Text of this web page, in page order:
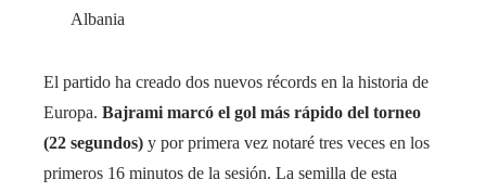
Albania
El partido ha creado dos nuevos récords en la historia de
Europa. Bajrami marcó el gol más rápido del torneo
(22 segundos) y por primera vez notaré tres veces en los
primeros 16 minutos de la sesión. La semilla de esta